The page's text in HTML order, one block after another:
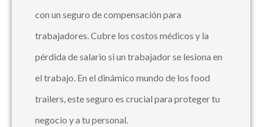
con un seguro de compensación para
trabajadores. Cubre los costos médicos y la
pérdida de salario si un trabajador se lesiona en
el trabajo. En el dinámico mundo de los food
trailers, este seguro es crucial para proteger tu
negocio y a tu personal.